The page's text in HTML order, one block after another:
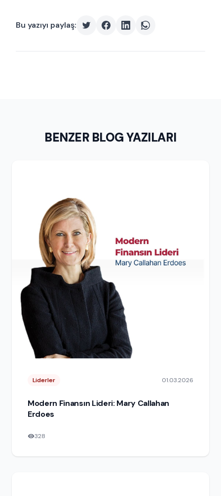
Bu yazıyı paylaş:
BENZER BLOG YAZILARI
Liderler 01.03.2026
Modern Finansın Lideri: Mary Callahan
Erdoes
328